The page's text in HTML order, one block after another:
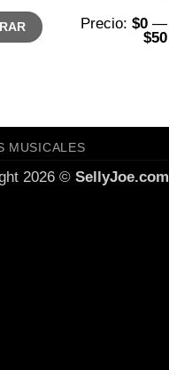
Precio: $0 —
$50
MUSICALES
2026 © SellyJoe.com